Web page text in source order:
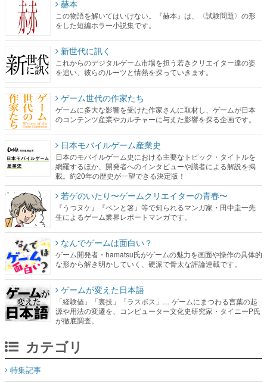
新世代に訊く
これからのデジタルゲーム市場を担う若きクリエイター達の姿
を追い、彼らのルーツと情熱を探っていきます。
ゲーム世代の作家たち
ゲームに多大な影響を受けた作家さんに取材し、ゲームが日本
のコンテンツ産業やカルチャーに与えた影響を探る企画です。
日本モバイルゲーム産業史
日本のモバイルゲーム史における主要なトピック・タイトルを
網羅するほか、開発者へのインタビューや識者による解説を掲
若ゲのいたり〜ゲームクリエイターの青春〜
『うつヌケ』『ペンと箸』等で知られるマンガ家・田中圭一先
生によるゲーム業界レポートマンガです。
なんでゲームは面白い？
ゲーム開発者・hamatsu氏がゲームの魅力を画面や操作の具体的
な形から解き明かしていく、硬派で骨太な評論連載です。
ゲームが変えた日本語
「経験値」「裏技」「ラスボス」… ゲームにまつわる言葉の起
源や用法の変遷を、コンピューター文化史研究家・タイニーP氏
カテゴリ
マンガ
女性向け